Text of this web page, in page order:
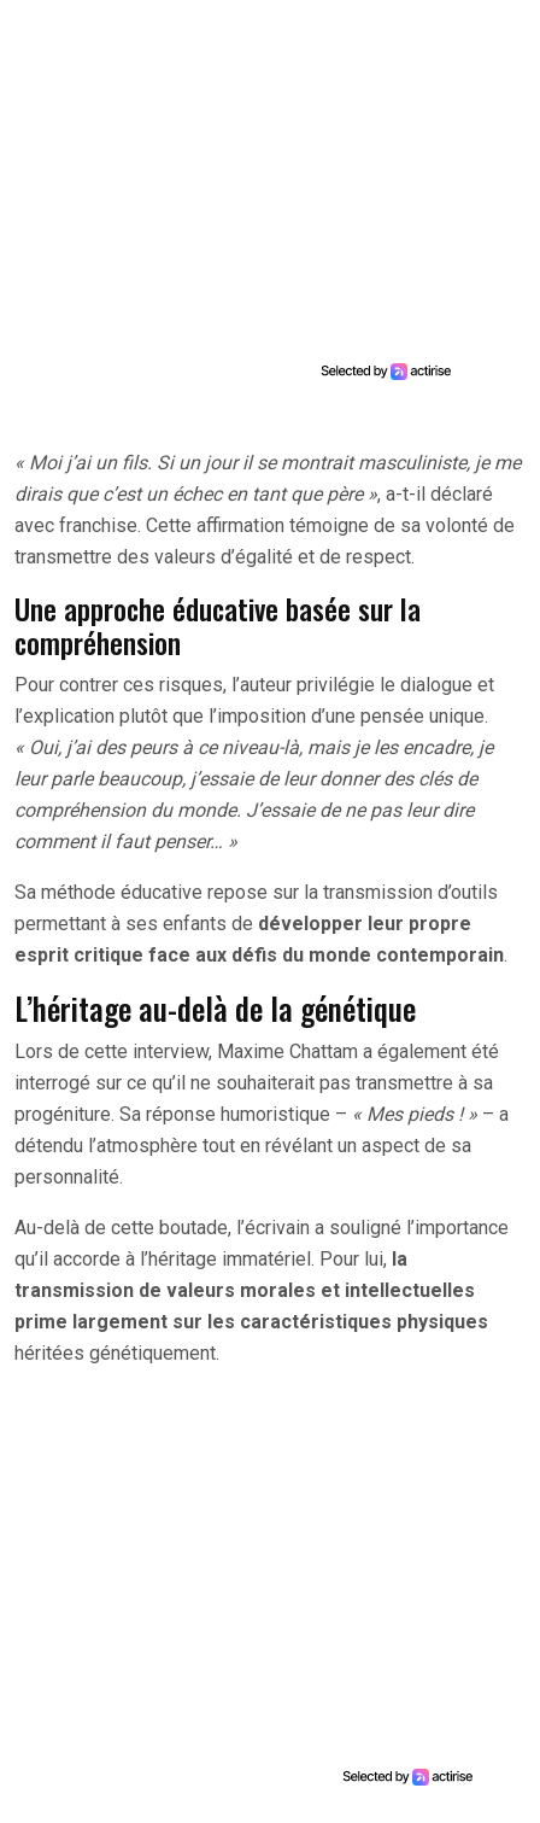
« Moi j’ai un fils. Si un jour il se montrait masculiniste, je me
dirais que c’est un échec en tant que père », a-t-il déclaré
avec franchise. Cette affirmation témoigne de sa volonté de
transmettre des valeurs d’égalité et de respect.
Une approche éducative basée sur la
compréhension
Pour contrer ces risques, l’auteur privilégie le dialogue et
l’explication plutôt que l’imposition d’une pensée unique.
« Oui, j’ai des peurs à ce niveau-là, mais je les encadre, je
leur parle beaucoup, j’essaie de leur donner des clés de
compréhension du monde. J’essaie de ne pas leur dire
comment il faut penser… »
Sa méthode éducative repose sur la transmission d’outils
permettant à ses enfants de développer leur propre
esprit critique face aux défis du monde contemporain.
L’héritage au-delà de la génétique
Lors de cette interview, Maxime Chattam a également été
interrogé sur ce qu’il ne souhaiterait pas transmettre à sa
progéniture. Sa réponse humoristique – « Mes pieds ! » – a
détendu l’atmosphère tout en révélant un aspect de sa
personnalité.
Au-delà de cette boutade, l’écrivain a souligné l’importance
qu’il accorde à l’héritage immatériel. Pour lui, la
transmission de valeurs morales et intellectuelles
prime largement sur les caractéristiques physiques
héritées génétiquement.